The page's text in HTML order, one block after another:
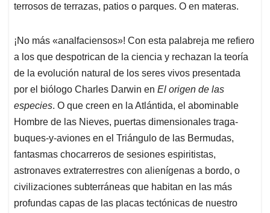
terrosos de terrazas, patios o parques. O en materas.
¡No más «analfaciensos»! Con esta palabreja me refiero
a los que despotrican de la ciencia y rechazan la teoría
de la evolución natural de los seres vivos presentada
por el biólogo Charles Darwin en El origen de las
especies. O que creen en la Atlántida, el abominable
Hombre de las Nieves, puertas dimensionales traga-
buques-y-aviones en el Triángulo de las Bermudas,
fantasmas chocarreros de sesiones espiritistas,
astronaves extraterrestres con alienígenas a bordo, o
civilizaciones subterráneas que habitan en las más
profundas capas de las placas tectónicas de nuestro